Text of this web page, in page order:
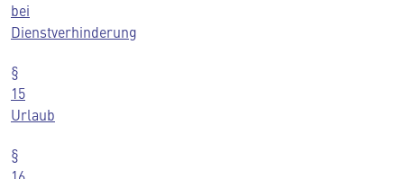
bei
Dienstverhinderung
§
15
Urlaub
§